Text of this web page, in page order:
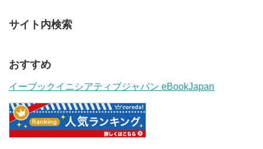
サイト内検索
おすすめ
イーブックイニシアティブジャパン eBookJapan